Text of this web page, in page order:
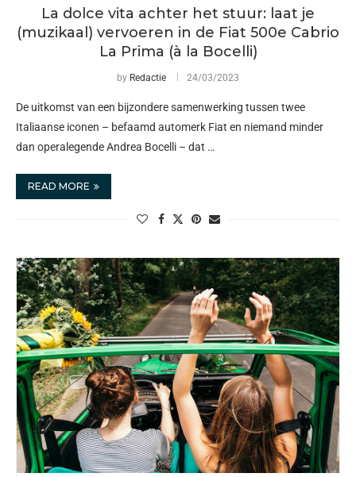
La dolce vita achter het stuur: laat je
(muzikaal) vervoeren in de Fiat 500e Cabrio
La Prima (à la Bocelli)
by Redactie 24/03/2023
De uitkomst van een bijzondere samenwerking tussen twee
Italiaanse iconen – befaamd automerk Fiat en niemand minder
dan operalegende Andrea Bocelli – dat …
READ MORE